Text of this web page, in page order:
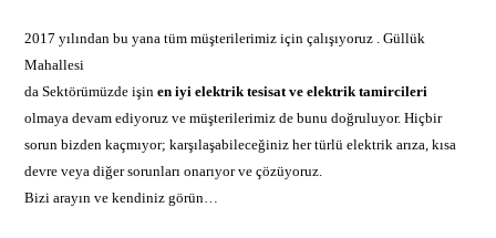
2017 yılından bu yana tüm müşterilerimiz için çalışıyoruz . Güllük
Mahallesi
da Sektörümüzde işinen iyielektriktesisat ve elektrik tamircileri
olmaya devam ediyoruz ve müşterilerimiz de bunu doğruluyor. Hiçbir
sorun bizden kaçmıyor; karşılaşabileceğiniz her türlü elektrik arıza, kısa
devre veya diğer sorunları onarıyor ve çözüyoruz.
Bizi arayın ve kendiniz görün…